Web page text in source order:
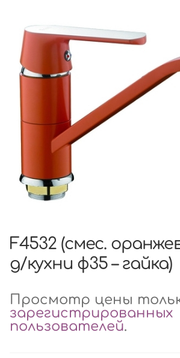
F4532 (смес.
д/кухни ф35 – гайка)
Просмотр цены
зарегистрированных
пользователей.